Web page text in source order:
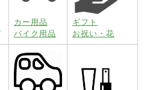
カー用品
バイク用品
ギフト
お祝い・花